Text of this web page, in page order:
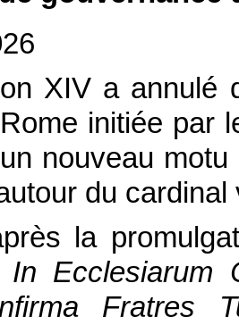
XIV a annulé
initiée par
nouveau
du cardinal
la
In Ecclesiarum
Fratres